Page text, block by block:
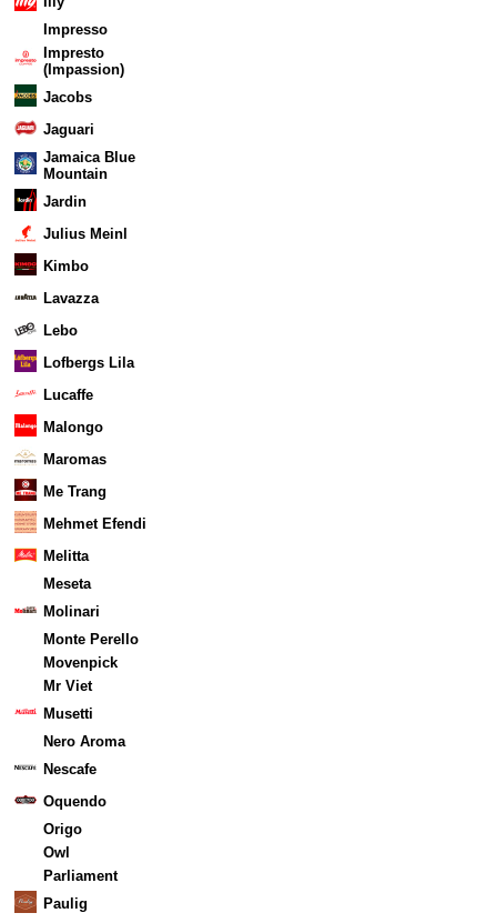
Impresso
Impresto
(Impassion)
Jacobs
Jaguari
Jamaica Blue
Mountain
Jardin
Julius Meinl
Kimbo
Lavazza
Lebo
Lofbergs Lila
Lucaffe
Malongo
Maromas
Me Trang
Mehmet Efendi
Melitta
Meseta
Molinari
Monte Perello
Movenpick
Mr Viet
Musetti
Nero Aroma
Nescafe
Oquendo
Origo
Owl
Parliament
Paulig